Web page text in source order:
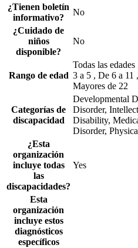
¿Tienen boletín
informativo?
No
¿Cuidado de
niños
disponible?
No
Rango de edad
Todas las
3 a 5 , De 6 a 11
Mayores de 22
Categorías de
discapacidad
Developmental
Disorder,
Disability,
Disorder,
¿Esta
organización
incluye todas
las
discapacidades?
Yes
Esta
organización
incluye estos
diagnósticos
específicos